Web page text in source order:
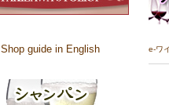
e-ワ
Shop guide in English